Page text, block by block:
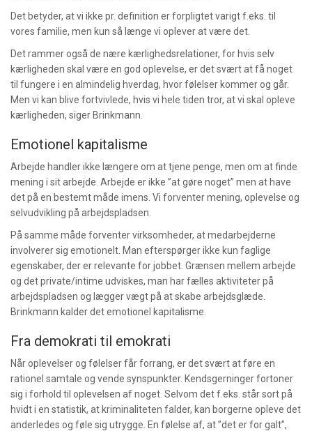
Det betyder, at vi ikke pr. definition er forpligtet varigt f.eks. til
vores familie, men kun så længe vi oplever at være det.
Det rammer også de nære kærlighedsrelationer, for hvis selv
kærligheden skal være en god oplevelse, er det svært at få noget
til fungere i en almindelig hverdag, hvor følelser kommer og går.
Men vi kan blive fortvivlede, hvis vi hele tiden tror, at vi skal opleve
kærligheden, siger Brinkmann.
Emotionel kapitalisme
Arbejde handler ikke længere om at tjene penge, men om at finde
mening i sit arbejde. Arbejde er ikke ”at gøre noget” men at have
det på en bestemt måde imens. Vi forventer mening, oplevelse og
selvudvikling på arbejdspladsen.
På samme måde forventer virksomheder, at medarbejderne
involverer sig emotionelt. Man efterspørger ikke kun faglige
egenskaber, der er relevante for jobbet. Grænsen mellem arbejde
og det private/intime udviskes, man har fælles aktiviteter på
arbejdspladsen og lægger vægt på at skabe arbejdsglæde.
Brinkmann kalder det emotionel kapitalisme.
Fra demokrati til emokrati
Når oplevelser og følelser får forrang, er det svært at føre en
rationel samtale og vende synspunkter. Kendsgerninger fortoner
sig i forhold til oplevelsen af noget. Selvom det f.eks. står sort på
hvidt i en statistik, at kriminaliteten falder, kan borgerne opleve det
anderledes og føle sig utrygge. En følelse af, at ”det er for galt”,